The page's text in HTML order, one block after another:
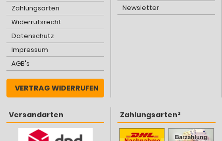
Zahlungsarten
Widerrufsrecht
Datenschutz
Impressum
AGB's
VERTRAG WIDERRUFEN
Newsletter
Versandarten Zahlungsarten²